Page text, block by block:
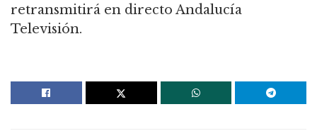
retransmitirá en directo Andalucía
Televisión.